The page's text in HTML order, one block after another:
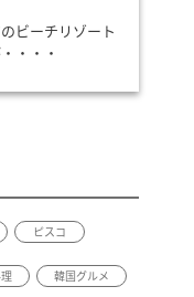
ビーチリゾート
・・・
ピスコ
韓国グルメ